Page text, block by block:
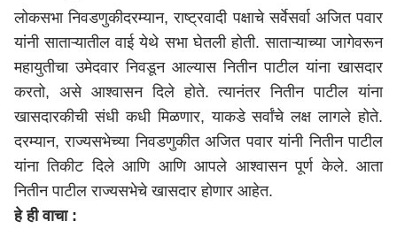
लोकसभा निवडणुकीदरम्यान, राष्ट्रवादी पक्षाचे सर्वेसर्वा अजित पवार
यांनी साताऱ्यातील वाई येथे सभा घेतली होती. साताऱ्याच्या जागेवरून
महायुतीचा उमेदवार निवडून आल्यास नितीन पाटील यांना खासदार
करतो, असे आश्वासन दिले होते. त्यानंतर नितीन पाटील यांना
खासदारकीची संधी कधी मिळणार, याकडे सर्वांचे लक्ष लागले होते.
दरम्यान, राज्यसभेच्या निवडणुकीत अजित पवार यांनी नितीन पाटील
यांना तिकीट दिले आणि आणि आपले आश्वासन पूर्ण केले. आता
नितीन पाटील राज्यसभेचे खासदार होणार आहेत.
हे ही वाचा :